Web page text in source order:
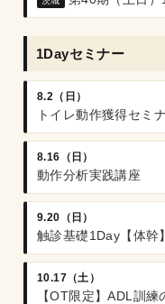
1Dayセミナー
8.2（日）
トイレ動作獲得セミ
8.16（日）
動作分析実践講座
9.20（日）
触診基礎1Day【体幹】
10.17（土）
【OT限定】ADL訓